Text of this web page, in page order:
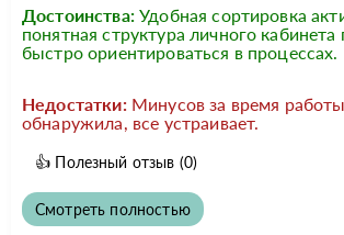
Достоинства: Удобная сортировка
понятная структура личного
быстро ориентироваться в процессах.
Недостатки: Минусов за время
обнаружила, все устраивает.
👍 Полезный отзыв (0)
Смотреть полностью